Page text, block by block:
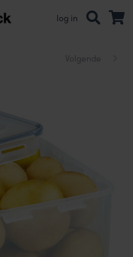
log in
Volgende